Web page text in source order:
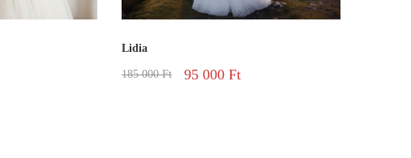
Lidia
185 000Ft 95 000 Ft